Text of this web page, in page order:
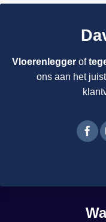
Vloerenleggerof
ons aan het